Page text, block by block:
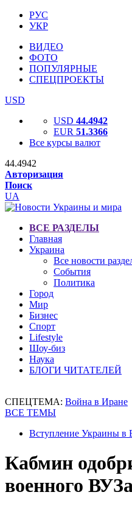
РУС
УКР
ВИДЕО
ФОТО
ПОПУЛЯРНЫЕ
СПЕЦПРОЕКТЫ
USD
USD 44.4942
EUR 51.3366
Все курсы валют
44.4942
Авторизация
Поиск
UA
ВСЕ РАЗДЕЛЫ
Главная
Украина
Все новости
События
Политика
Город
Мир
Бизнес
Спорт
Lifestyle
Шоу-биз
Наука
БЛОГИ ЧИТАТЕЛЕЙ
СПЕЦТЕМА: Война в Иране
ВСЕ ТЕМЫ
Вступление Украины в
Кабмин
военного